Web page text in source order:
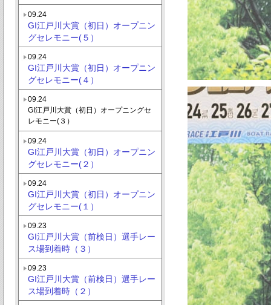
09.24
GI江戸川大賞（初日）オープニン
グセレモニー(５）
09.24
GI江戸川大賞（初日）オープニン
グセレモニー(４）
09.24
GI江戸川大賞（初日）オープニングセ
レモニー(３）
09.24
GI江戸川大賞（初日）オープニン
グセレモニー(２）
09.24
GI江戸川大賞（初日）オープニン
グセレモニー(１）
09.23
GI江戸川大賞（前検日）選手レー
ス場到着時（３）
09.23
GI江戸川大賞（前検日）選手レー
ス場到着時（２）